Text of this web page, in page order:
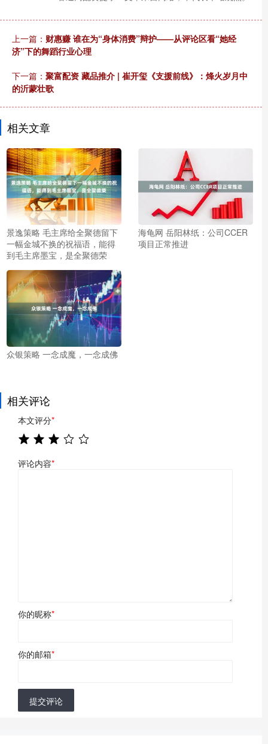
上一篇： 财惠赚 谁在为“身体消费”辩护——从评论区看“她经
济”下的舞蹈行业心理
下一篇： 聚富配资 藏品推介 | 崔开玺《支援前线》：烽火岁月中
的沂蒙壮歌
相关文章
景逸策略 毛主席给全聚德留下
一幅金城不换的祝福语，能得
到毛主席墨宝，是全聚德荣
海龟网 岳阳林纸：公司CCER
项目正常推进
众银策略 一念成魔，一念成佛
相关评论
本文评分*
评论内容*
你的昵称*
你的邮箱*
提交评论